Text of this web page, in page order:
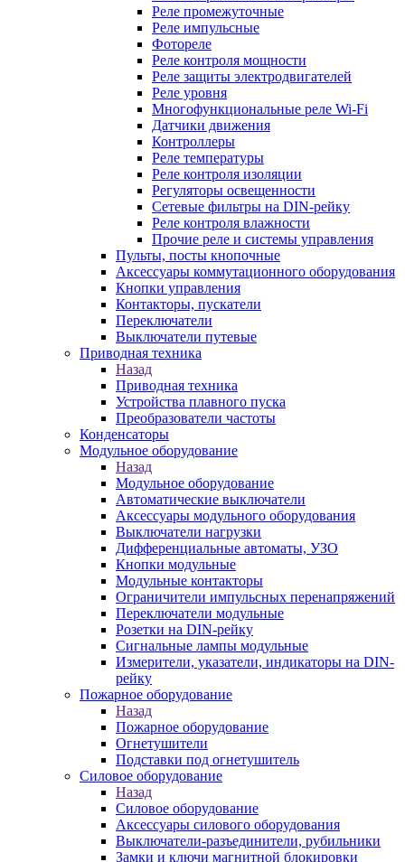
Реле промежуточные
Реле импульсные
Фотореле
Реле контроля мощности
Реле защиты электродвигателей
Реле уровня
Многофункциональные реле Wi-Fi
Датчики движения
Контроллеры
Реле температуры
Реле контроля изоляции
Регуляторы освещенности
Сетевые фильтры на DIN-рейку
Реле контроля влажности
Прочие реле и системы управления
Пульты, посты кнопочные
Аксессуары коммутационного оборудования
Кнопки управления
Контакторы, пускатели
Переключатели
Выключатели путевые
Приводная техника
Назад
Приводная техника
Устройства плавного пуска
Преобразователи частоты
Конденсаторы
Модульное оборудование
Назад
Модульное оборудование
Автоматические выключатели
Аксессуары модульного оборудования
Выключатели нагрузки
Дифференциальные автоматы, УЗО
Кнопки модульные
Модульные контакторы
Ограничители импульсных перенапряжений
Переключатели модульные
Розетки на DIN-рейку
Сигнальные лампы модульные
Измерители, указатели, индикаторы на DIN-
рейку
Пожарное оборудование
Назад
Пожарное оборудование
Огнетушители
Подставки под огнетушитель
Силовое оборудование
Назад
Силовое оборудование
Аксессуары силового оборудования
Выключатели-разъединители, рубильники
Замки и ключи магнитной блокировки